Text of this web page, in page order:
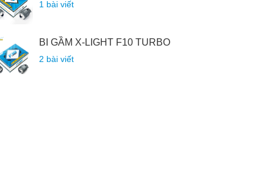
1 bài viết
BI GẦM X-LIGHT F10 TURBO
2 bài viết